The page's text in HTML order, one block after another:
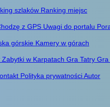
szlaków Ranking miejsc
z GPS Uwagi do portalu
górskie Kamery w górach
Zabytki w Karpatach Gra Tatry Gra
Polityka prywatnościAutor